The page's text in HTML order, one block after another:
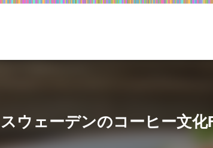
ウェーデンのコーヒー文